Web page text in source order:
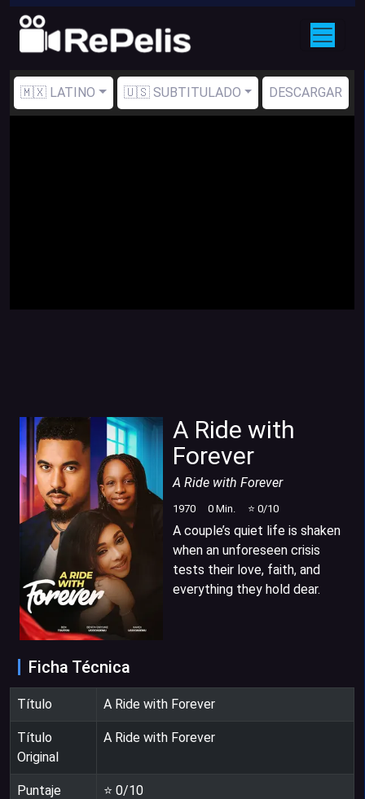
🇲🇽 LATINO 🇺🇸 SUBTITULADO DESCARGAR
A Ride with
Forever
A Ride with Forever
1970 0 Min. ⭐ 0/10
A couple’s quiet life is shaken
when an unforeseen crisis
tests their love, faith, and
everything they hold dear.
Ficha Técnica
Título A Ride with Forever
Título
Original
A Ride with Forever
Puntaje ⭐ 0/10